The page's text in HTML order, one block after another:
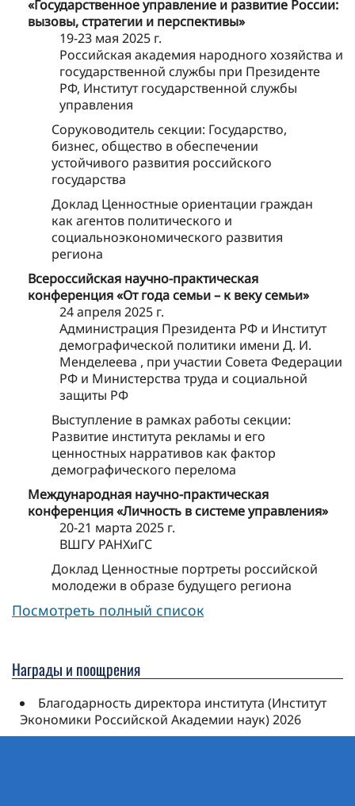
«Государственное управление и развитие России:
вызовы, стратегии и перспективы»
19-23 мая 2025 г.
Российская академия народного хозяйства и
государственной службы при Президенте
РФ, Институт государственной службы
управления
Соруководитель секции: Государство,
бизнес, общество в обеспечении
устойчивого развития российского
государства
Доклад Ценностные ориентации граждан
как агентов политического и
социальноэкономического развития
региона
Всероссийская научно-практическая
конференция «От года семьи – к веку семьи»
24 апреля 2025 г.
Администрация Президента РФ и Институт
демографической политики имени Д. И.
Менделеева , при участии Совета Федерации
РФ и Министерства труда и социальной
защиты РФ
Выступление в рамках работы секции:
Развитие института рекламы и его
ценностных нарративов как фактор
демографического перелома
Международная научно-практическая
конференция «Личность в системе управления»
20-21 марта 2025 г.
ВШГУ РАНХиГС
Доклад Ценностные портреты российской
молодежи в образе будущего региона
Посмотреть полный список
Награды и поощрения
Благодарность директора института (Институт
Экономики Российской Академии наук) 2026